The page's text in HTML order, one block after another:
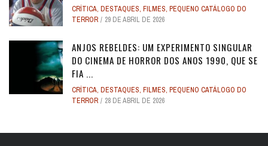
CRÍTICA, DESTAQUES, FILMES, PEQUENO CATÁLOGO DO
TERROR
29 DE ABRIL DE 2026
ANJOS REBELDES: UM EXPERIMENTO SINGULAR
DO CINEMA DE HORROR DOS ANOS 1990, QUE SE
FIA ...
CRÍTICA, DESTAQUES, FILMES, PEQUENO CATÁLOGO DO
TERROR
28 DE ABRIL DE 2026